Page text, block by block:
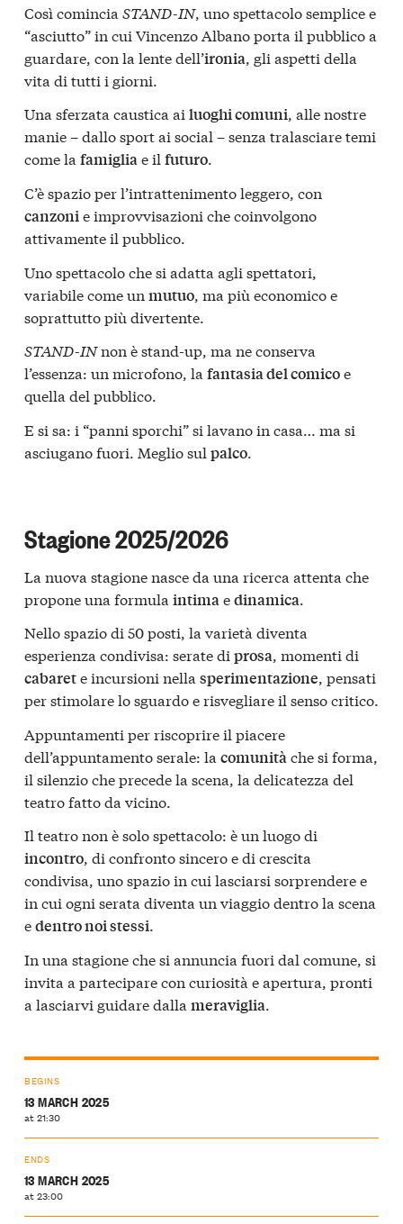
Così comincia STAND-IN, uno spettacolo semplice e
“asciutto” in cui Vincenzo Albano porta il pubblico a
guardare, con la lente dell’ironia, gli aspetti della
vita di tutti i giorni.
Una sferzata caustica ai luoghi comuni, alle nostre
manie – dallo sport ai social – senza tralasciare temi
come la famigliae il futuro.
C’è spazio per l’intrattenimento leggero, con
canzonie improvvisazioni che coinvolgono
attivamente il pubblico.
Uno spettacolo che si adatta agli spettatori,
variabile come un mutuo, ma più economico e
soprattutto più divertente.
STAND-INnon è stand-up, ma ne conserva
l’essenza: un microfono, la fantasia del comicoe
quella del pubblico.
E si sa: i “panni sporchi” si lavano in casa… ma si
asciugano fuori. Meglio sul palco.
Stagione 2025/2026
La nuova stagione nasce da una ricerca attenta che
propone una formula intima edinamica
Nello spazio di 50 posti, la varietà diventa
esperienza condivisa: serate di prosa, momenti di
cabarete incursioni nella sperimentazione, pensati
per stimolare lo sguardo e risvegliare il senso critico.
Appuntamenti per riscoprire il piacere
dell’appuntamento serale: la comunitàche si forma,
il silenzio che precede la scena, la delicatezza del
teatro fatto da vicino.
Il teatro non è solo spettacolo: è un luogo di
incontro, di confronto sincero e di crescita
condivisa, uno spazio in cui lasciarsi sorprendere e
in cui ogni serata diventa un viaggio dentro la scena
edentro noi stessi.
In una stagione che si annuncia fuori dal comune, si
invita a partecipare con curiosità e apertura, pronti
a lasciarvi guidare dalla meraviglia.
BEGINS
13 MARCH 2025
at 21:30
ENDS
13 MARCH 2025
at 23:00